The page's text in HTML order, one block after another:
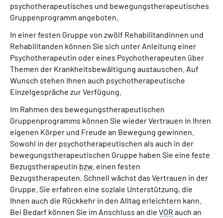
psychotherapeutisches und bewegungstherapeutisches
Gruppenprogramm angeboten.
In einer festen Gruppe von zwölf Rehabilitandinnen und
Rehabilitanden können Sie sich unter Anleitung einer
Psychotherapeutin oder eines Psychotherapeuten über
Themen der Krankheitsbewältigung austauschen. Auf
Wunsch stehen Ihnen auch psychotherapeutische
Einzelgespräche zur Verfügung.
Im Rahmen des bewegungstherapeutischen
Gruppenprogramms können Sie wieder Vertrauen in Ihren
eigenen Körper und Freude an Bewegung gewinnen.
Sowohl in der psychotherapeutischen als auch in der
bewegungstherapeutischen Gruppe haben Sie eine feste
Bezugstherapeutin bzw . einen festen
Bezugstherapeuten. Schnell wächst das Vertrauen in der
Gruppe. Sie erfahren eine soziale Unterstützung, die
Ihnen auch die Rückkehr in den Alltag erleichtern kann.
Bei Bedarf können Sie im Anschluss an die VOR auch an